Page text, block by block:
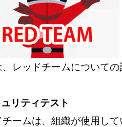
レッドチームについての
リティテスト
チームは、組織が使用し